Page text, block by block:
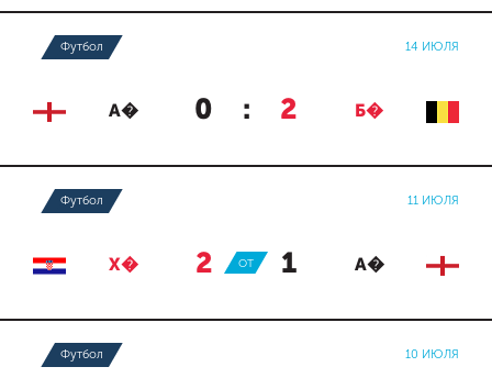
Футбол 14 ИЮЛЯ
А� 0 : 2 Б�
Футбол 11 ИЮЛЯ
Х� 2 : 1 А�
ОТ
Футбол 10 ИЮЛЯ